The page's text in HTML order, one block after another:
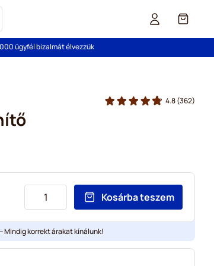
Cart
ügyfél bizalmát élvezzük
4.8(362)
Kosárba teszem
Mindig korrekt árakat kínálunk!